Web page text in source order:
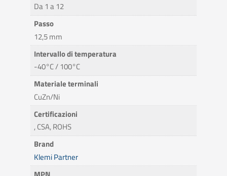
Da 1 a 12
Passo
12,5 mm
Intervallo di temperatura
-40°C / 100°C
Materiale terminali
CuZn/Ni
Certificazioni
, CSA, ROHS
Brand
Klemi Partner